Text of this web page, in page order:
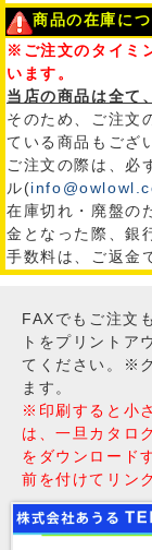
商品の在庫に
※ご注文のタイミ
います。
当店の商品は全て
そのため、ご注文
ている商品もござ
ご注文の際は、
ル(
在庫切れ・廃盤の
金となった際、銀
手数料は、ご返金
FAXでもご注文
トをプリントア
てください。※
ます。
※印刷すると小
は、一旦カタロ
をダウンロード
前を付けてリン